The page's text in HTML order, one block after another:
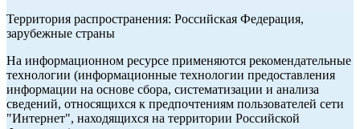
Территория распространения: Российская Федерация,
зарубежные страны
На информационном ресурсе применяются рекомендательные
технологии (информационные технологии предоставления
информации на основе сбора, систематизации и анализа
сведений, относящихся к предпочтениям пользователей сети
"Интернет", находящихся на территории Российской